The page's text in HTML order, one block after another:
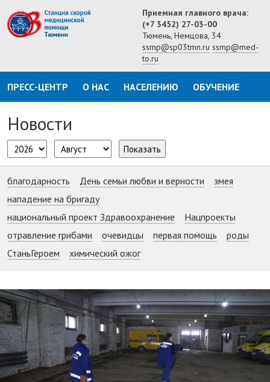
Приемная главного врача:
(+7 3452) 27-03-00
Тюмень, Немцова, 34
ssmp@sp03tmn.ru ssmp@med-
to.ru
ПРЕСС-ЦЕНТР О НАС НАСЕЛЕНИЮ ОБУЧЕНИЕ
Новости
Показать
благодарность День семьи любви и верности
змея
нападение на бригаду
национальный проект Здравоохранение
Нацпроекты
отравление грибами
очевидцы первая помощь
роды
СтаньГероем
химический ожог